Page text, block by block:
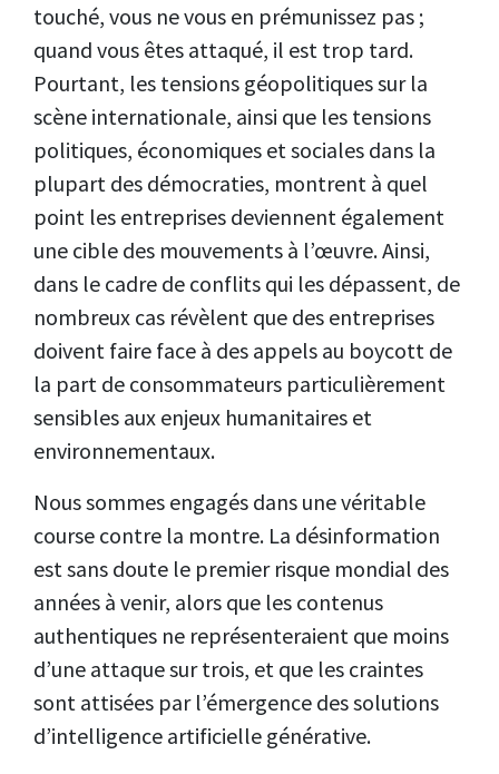
touché, vous ne vous en prémunissez pas ;
quand vous êtes attaqué, il est trop tard.
Pourtant, les tensions géopolitiques sur la
scène internationale, ainsi que les tensions
politiques, économiques et sociales dans la
plupart des démocraties, montrent à quel
point les entreprises deviennent également
une cible des mouvements à l’œuvre. Ainsi,
dans le cadre de conflits qui les dépassent, de
nombreux cas révèlent que des entreprises
doivent faire face à des appels au boycott de
la part de consommateurs particulièrement
sensibles aux enjeux humanitaires et
environnementaux.
Nous sommes engagés dans une véritable
course contre la montre. La désinformation
est sans doute le premier risque mondial des
années à venir, alors que les contenus
authentiques ne représenteraient que moins
d’une attaque sur trois, et que les craintes
sont attisées par l’émergence des solutions
d’intelligence artificielle générative.